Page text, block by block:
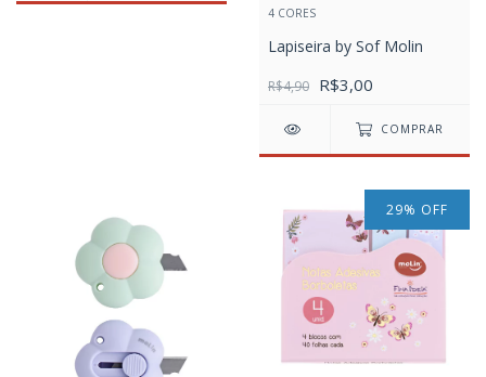
4 CORES
Lapiseira by Sof Molin
R$4,90 R$3,00
COMPRAR
29% OFF